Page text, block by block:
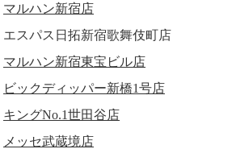
マルハン新宿店
エスパス日拓新宿歌舞伎町店
マルハン新宿東宝ビル店
ビックディッパー新橋1号店
キングNo.1世田谷店
メッセ武蔵境店